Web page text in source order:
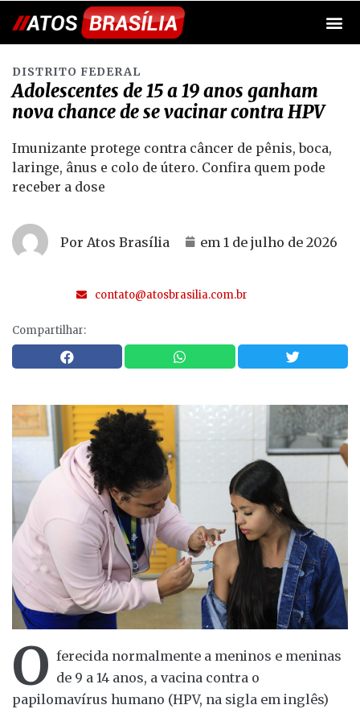
DISTRITO FEDERAL
Adolescentes de 15 a 19 anos ganham
nova chance de se vacinar contra HPV
Imunizante protege contra câncer de pênis, boca,
laringe, ânus e colo de útero. Confira quem pode
receber a dose
Por Atos Brasília em 1 de julho de 2026
contato@atosbrasilia.com.br
Compartilhar:
O ferecida normalmente a meninos e meninas
de 9 a 14 anos, a vacina contra o
papilomavírus humano (HPV, na sigla em inglês)